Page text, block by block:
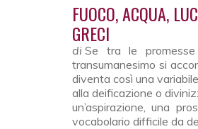
FUOCO, ACQUA,
GRECI
di Se tra le
transumanesimo si
diventa così una
alla deificazione o
un’aspirazione, una
vocabolario difficile da